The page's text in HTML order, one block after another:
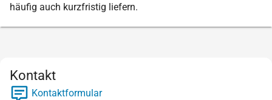
häufig auch kurzfristig liefern.
Kontakt
Kontaktformular